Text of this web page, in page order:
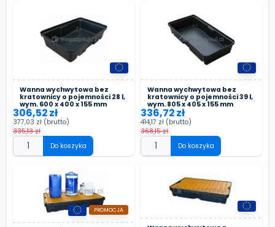
Wanna wychwytowa bez
kratownicy o pojemności 28 l,
wym. 600 x 400 x 155 mm
306,52 zł
377,03 zł (brutto)
335,13 zł
Do koszyka
Wanna wychwytowa bez
kratownicy o pojemności 39 l,
wym. 805 x 405 x 155 mm
336,72 zł
414,17 zł (brutto)
368,15 zł
Do koszyka
PROMOCJA